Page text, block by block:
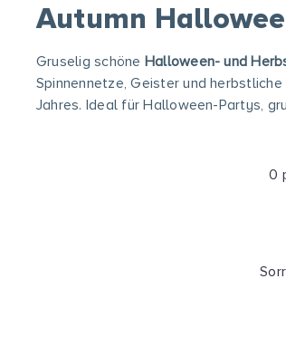
v
i
c
e
G
Autumn
Gruselig schöne Halloween- und
Spinnennetze, Geister und
Jahres. Ideal für Halloween-Partys,
0